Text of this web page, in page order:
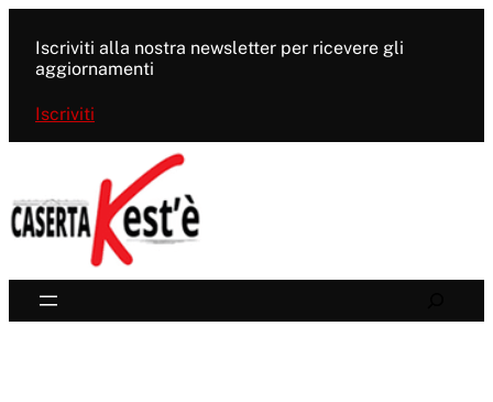
contenuto
Iscriviti alla nostra newsletter per ricevere gli
aggiornamenti
Iscriviti